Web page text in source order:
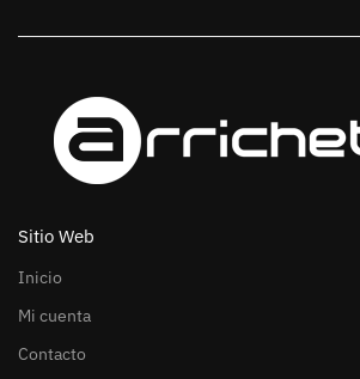
Sitio Web
Inicio
Mi cuenta
Contacto